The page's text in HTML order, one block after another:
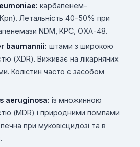
карбапенем-
Летальність 40–50% при
NDM, KPC, OXA-48.
baumannii: штами з широкою
(XDR). Виживає на лікарняних
Колістин часто є засобом
aeruginosa: із множинною
(MDR) і природними помпами
при муковісцидозі та в